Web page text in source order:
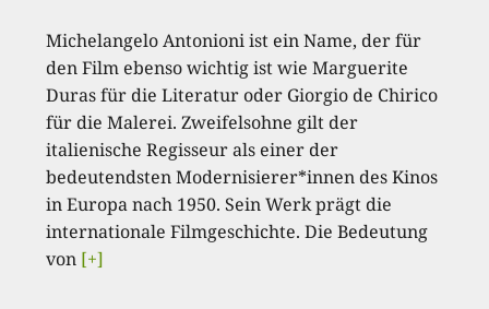
Michelangelo Antonioni ist ein Name, der für
den Film ebenso wichtig ist wie Marguerite
Duras für die Literatur oder Giorgio de Chirico
für die Malerei. Zweifelsohne gilt der
italienische Regisseur als einer der
bedeutendsten Modernisierer*innen des Kinos
in Europa nach 1950. Sein Werk prägt die
internationale Filmgeschichte. Die Bedeutung
von [+]